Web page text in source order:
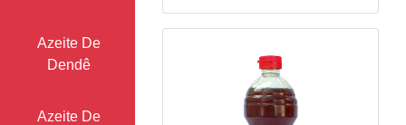
Azeite De
Dendê
Azeite De